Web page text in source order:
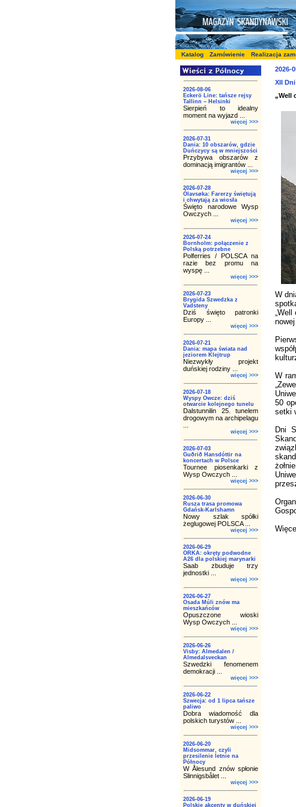
Katalog Zamówienie Realizacja
2026-08-06
Eckerö Line: tańsze rejsy
Tallinn – Helsinki
Sierpień to idealny
moment na wyjazd ...
więcej >>>
2026-07-31
Dania: 10 obszarów, gdzie
Duńczycy są w mniejszości
Przybywa obszarów z
dominacją imigrantów ...
więcej >>>
2026-07-28
Ólavsøka: Farerzy świętują
i chwytają za wiosła
Święto narodowe Wysp
Owczych ...
więcej >>>
2026-07-24
Bornholm: połączenie z
Polską potrzebne
Polferries / POLSCA na
razie bez promu na
wyspę ...
więcej >>>
2026-07-23
Brygida Szwedzka z
Vadsteny
Dziś święto patronki
Europy ...
więcej >>>
2026-07-21
Dania: mapa świata nad
jeziorem Klejtrup
Niezwykły projekt
duńskiej rodziny ...
więcej >>>
2026-07-18
Wyspy Owcze: dziś
otwarcie kolejnego tunelu
Dalstunnilin 25. tunelem
drogowym na archipelagu
więcej >>>
2026-07-03
Guðrið Hansdóttir na
koncertach w Polsce
Tournee piosenkarki z
Wysp Owczych ...
więcej >>>
2026-06-30
Rusza trasa promowa
Gdańsk-Karlshamn
Nowy szlak spółki
żeglugowej POLSCA ...
więcej >>>
2026-06-29
ORKA: okręty podwodne
A26 dla polskiej marynarki
Saab zbuduje trzy
jednostki ...
więcej >>>
2026-06-27
Osada Múli znów ma
mieszkańców
Opuszczone wioski
Wysp Owczych ...
więcej >>>
2026-06-26
Visby: Almedalen /
Almedalsveckan
Szwedzki fenomenem
demokracji ...
więcej >>>
2026-06-22
Szwecja: od 1 lipca tańsze
paliwo
Dobra wiadomość dla
polskich turystów ...
więcej >>>
2026-06-20
Midsommar, czyli
przesilenie letnie na
Północy
W Ålesund znów spłonie
Slinnigsbålet ...
więcej >>>
2026-06-19
Polskie akcenty w duńskiej
2026-
XII
„Well
W
W
50
setki
Dni